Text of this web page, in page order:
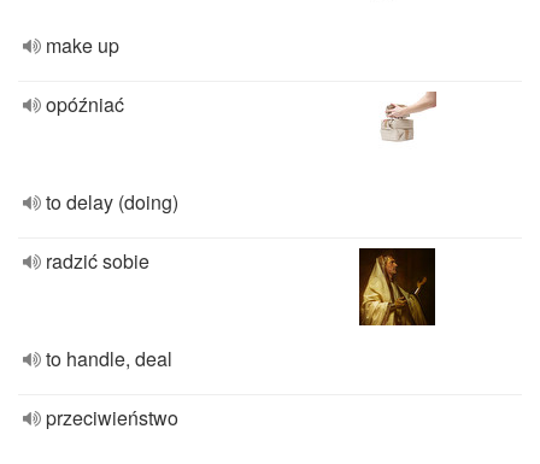
make up
opóźniać
to delay (doing)
radzić sobie
to handle, deal
przeciwieństwo